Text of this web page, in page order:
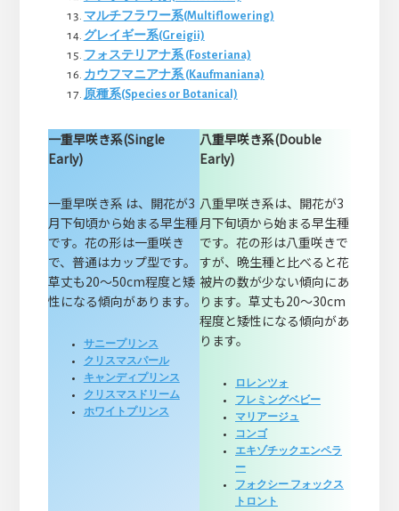
マルチフラワー系(Multiflowering)
グレイギー系(Greigii)
フォステリアナ系 (Fosteriana)
カウフマニアナ系 (Kaufmaniana)
原種系(Species or Botanical)
一重早咲き系(Single
Early)
一重早咲き系 は、開花が3
月下旬頃から始まる早生種
です。花の形は一重咲き
で、普通はカップ型です。
草丈も20～50cm程度と矮
性になる傾向があります。
サニープリンス
クリスマスパール
キャンディプリンス
クリスマスドリーム
ホワイトプリンス
八重早咲き系(Double
Early)
八重早咲き系は、開花が3
月下旬頃から始まる早生種
です。花の形は八重咲きで
すが、晩生種と比べると花
被片の数が少ない傾向にあ
ります。草丈も20～30cm
程度と矮性になる傾向があ
ります。
ロレンツォ
フレミングベビー
マリアージュ
コンゴ
エキゾチックエンペラ
ー
フォクシー フォックス
トロント